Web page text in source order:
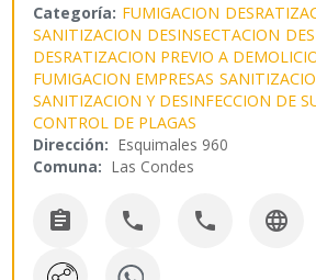
Categoría: FUMIGACION
SANITIZACION DESINSECTACION
DESRATIZACION PREVIO A
FUMIGACION EMPRESAS
SANITIZACION Y DESINFECCION DE
CONTROL DE PLAGAS
Dirección: Esquimales 960
Comuna: Las Condes
   